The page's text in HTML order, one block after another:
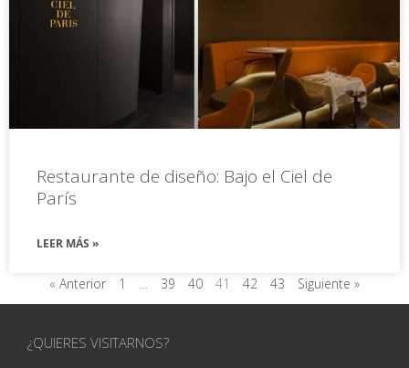
Restaurante de diseño: Bajo el Ciel de
París
LEER MÁS »
« Anterior 1 39 40 41 42 43 Siguiente »
¿QUIERES VISITARNOS?